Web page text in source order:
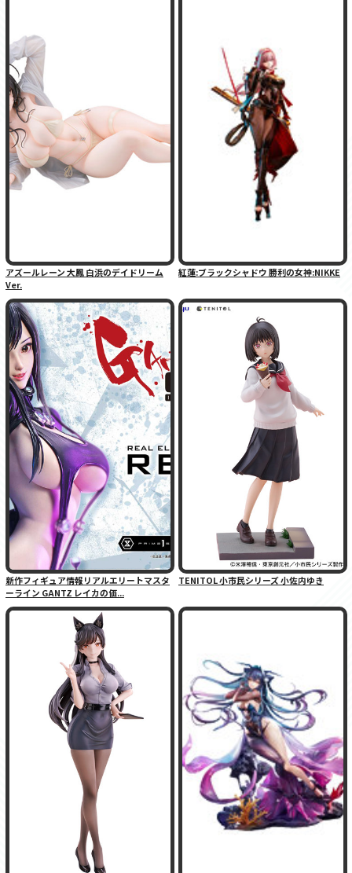
アズールレーン 大鳳 白浜のデイドリーム
Ver.
紅蓮:ブラックシャドウ 勝利の女神:NIKKE
新作フィギュア情報リアルエリートマスタ
ーライン GANTZ レイカの価...
TENITOL 小市民シリーズ 小佐内ゆき